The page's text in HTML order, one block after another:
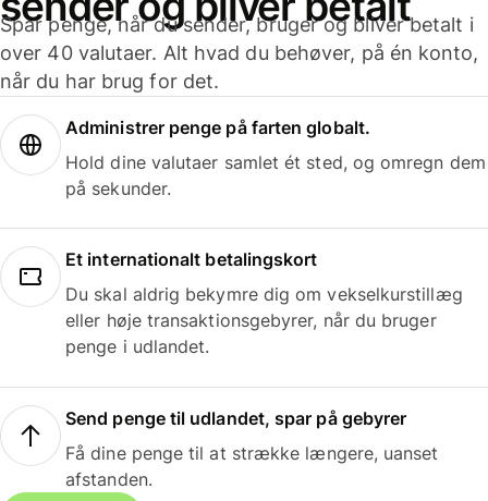
Spar penge, når du sender, bruger og bliver betalt i
over 40 valutaer. Alt hvad du behøver, på én konto,
når du har brug for det.
Administrer penge på farten globalt.
Hold dine valutaer samlet ét sted, og omregn dem
på sekunder.
Et internationalt betalingskort
Du skal aldrig bekymre dig om vekselkurstillæg
eller høje transaktionsgebyrer, når du bruger
penge i udlandet.
Send penge til udlandet, spar på gebyrer
Få dine penge til at strække længere, uanset
afstanden.